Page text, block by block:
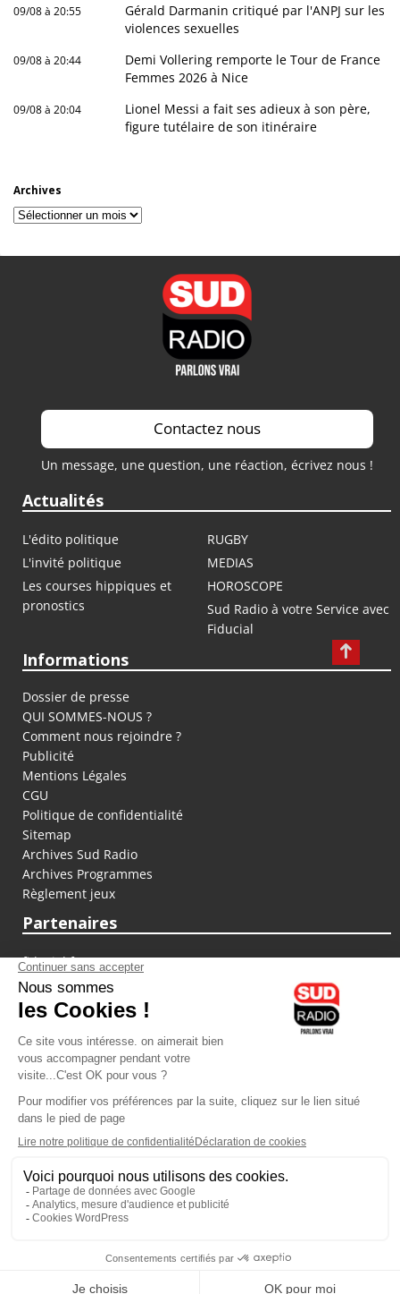
09/08 à 20:55
Gérald Darmanin critiqué par l'ANPJ sur les
violences sexuelles
09/08 à 20:44
Demi Vollering remporte le Tour de France
Femmes 2026 à Nice
09/08 à 20:04
Lionel Messi a fait ses adieux à son père,
figure tutélaire de son itinéraire
Archives
Archives
Contactez nous
Un message, une question, une réaction, écrivez nous !
Actualités
L'édito politique
RUGBY
L'invité politique
MEDIAS
Les courses hippiques et
pronostics
HOROSCOPE
Sud Radio à votre Service avec
Fiducial
Informations
Dossier de presse
QUI SOMMES-NOUS ?
Comment nous rejoindre ?
Publicité
Mentions Légales
CGU
Politique de confidentialité
Sitemap
Archives Sud Radio
Archives Programmes
Règlement jeux
Partenaires
fiducial.fr
lyoncapitale.fr
olympique-et-lyonnais.com
L'application Iphone / Android
Téléchargez l'application
Les cookies
Gestion des cookies
Crédit photos : ©Sud Radio / Pierre Olivier
Anthony Martins Misse
Jacques Pessis